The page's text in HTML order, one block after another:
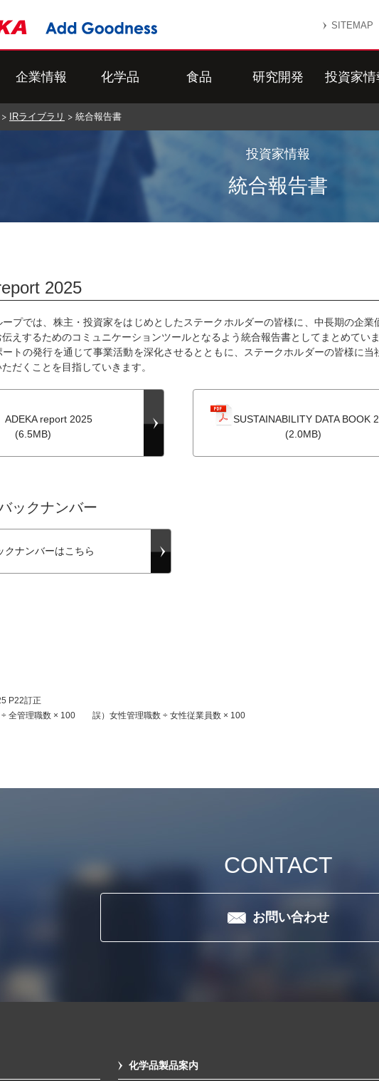
SITEMAP
企業情報 化学品 食品 研究開発 投資家情
IRライブラリ 統合報告書
投資家情報
統合報告書
2025
プでは、株主・投資家をはじめとしたステークホルダーの皆様に、中長期の企業
えするためのコミュニケーションツールとなるよう統合報告書としてまとめていま
トの発行を通じて事業活動を深化させるとともに、ステークホルダーの皆様に当
だくことを目指していきます。
ADEKA report 2025
(6.5MB)
SUSTAINABILITY DATA BOOK
(2.0MB)
ックナンバー
クナンバーはこちら
P22訂正
全管理職数 × 100 誤）女性管理職数 ÷ 女性従業員数 × 100
CONTACT
お問い合わせ
化学品製品案内